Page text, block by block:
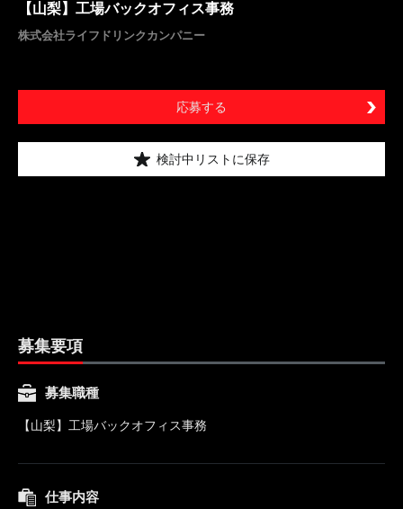
【山梨】工場バックオフィス事務
株式会社ライフドリンクカンパニー
応募する
検討中リストに保存
募集要項
募集職種
【山梨】工場バックオフィス事務
仕事内容